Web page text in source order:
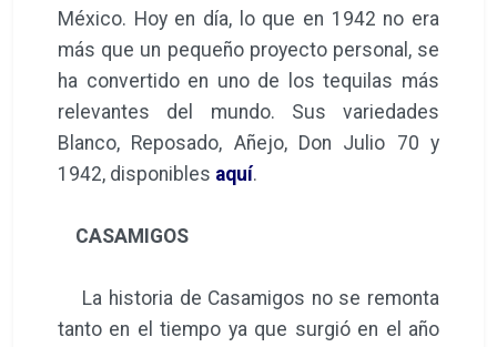
México. Hoy en día, lo que en 1942 no era
más que un pequeño proyecto personal, se
ha convertido en uno de los tequilas más
relevantes del mundo. Sus variedades
Blanco, Reposado, Añejo, Don Julio 70 y
1942, disponibles aquí.
CASAMIGOS
La historia de Casamigos no se remonta
tanto en el tiempo ya que surgió en el año